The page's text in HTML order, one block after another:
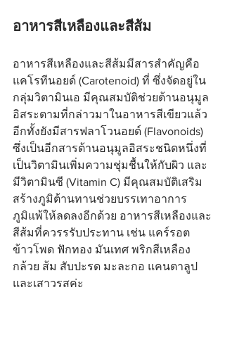
อาหารสีเหลืองและสีส้ม
อาหารสีเหลืองและสีส้มมีสารสำคัญคือ
แคโรทีนอยด์ (Carotenoid) ที่ ซึ่งจัดอยู่ใน
กลุ่มวิตามินเอ มีคุณสมบัติช่วยต้านอนุมูล
อิสระตามที่กล่าวมาในอาหารสีเขียวแล้ว
อีกทั้งยังมีสารฟลาโวนอยด์ (Flavonoids)
ซึ่งเป็นอีกสารต้านอนุมูลอิสระชนิดหนึ่งที่
เป็นวิตามินเพิ่มความชุ่มชื้นให้กับผิว และ
มีวิตามินซี (Vitamin C) มีคุณสมบัติเสริม
สร้างภูมิต้านทานช่วยบรรเทาอาการ
ภูมิแพ้ให้ลดลงอีกด้วย อาหารสีเหลืองและ
สีส้มที่ควรรรับประทาน เช่น แคร์รอต
ข้าวโพด ฟักทอง มันเทศ พริกสีเหลือง
กล้วย ส้ม สับปะรด มะละกอ แคนตาลูป
และเสาวรสค่ะ